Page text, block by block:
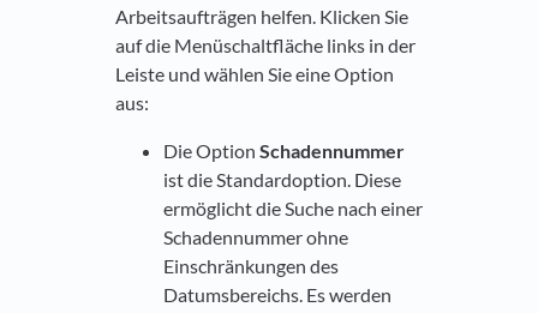
Arbeitsaufträgen helfen. Klicken Sie
auf die Menüschaltfläche links in der
Leiste und wählen Sie eine Option
aus:
Die Option Schadennummer
ist die Standardoption. Diese
ermöglicht die Suche nach einer
Schadennummer ohne
Einschränkungen des
Datumsbereichs. Es werden